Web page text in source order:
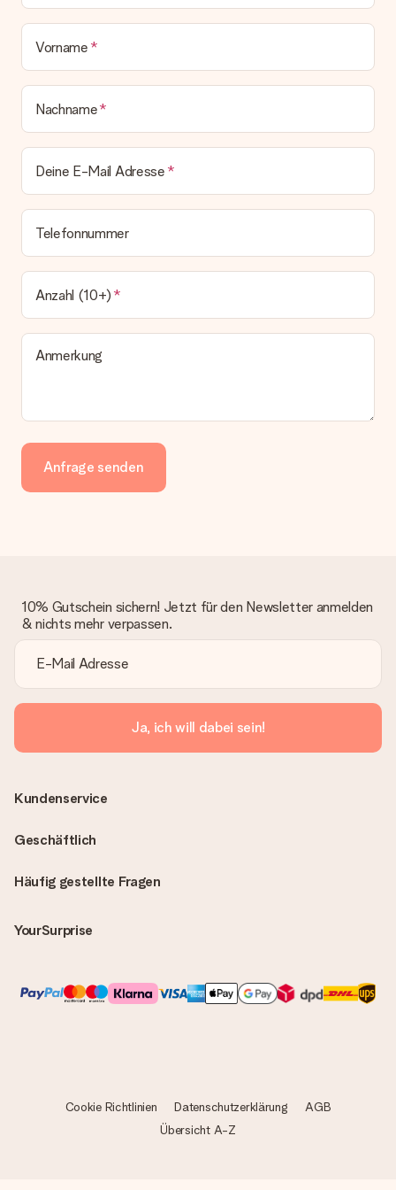
Vorname
Nachname
Deine E-Mail Adresse
Telefonnummer
Anzahl (10+)
Anmerkung
Anfrage senden
10% Gutschein sichern! Jetzt für den Newsletter anmelden
& nichts mehr verpassen.
Ja, ich will dabei sein!
Häufig gestellte Fragen
YourSurprise
Kundenservice
Geschäftlich
Cookie Richtlinien Datenschutzerklärung
AGB
Übersicht A-Z